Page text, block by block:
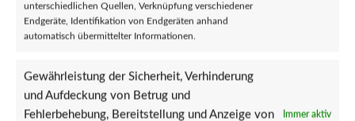
unterschiedlichen Quellen, Verknüpfung verschiedener
Endgeräte, Identifikation von Endgeräten anhand
automatisch übermittelter Informationen.
Gewährleistung der Sicherheit, Verhinderung
und Aufdeckung von Betrug und
Fehlerbehebung, Bereitstellung und Anzeige von
Immer aktiv